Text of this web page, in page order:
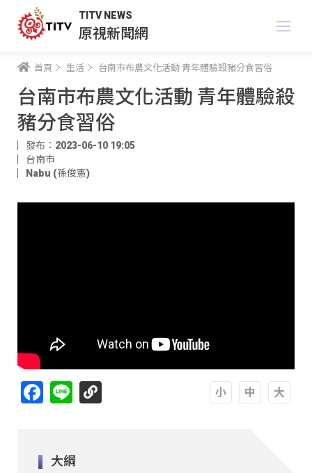
TITV NEWS
原視新聞網
首頁 生活 台南市布農文化活動 青年體驗殺豬分食習俗
台南市布農文化活動 青年體驗殺
豬分食習俗
發布：2023-06-10 19:05
台南市
Nabu (孫俊憲)
Facebook
Line
大綱